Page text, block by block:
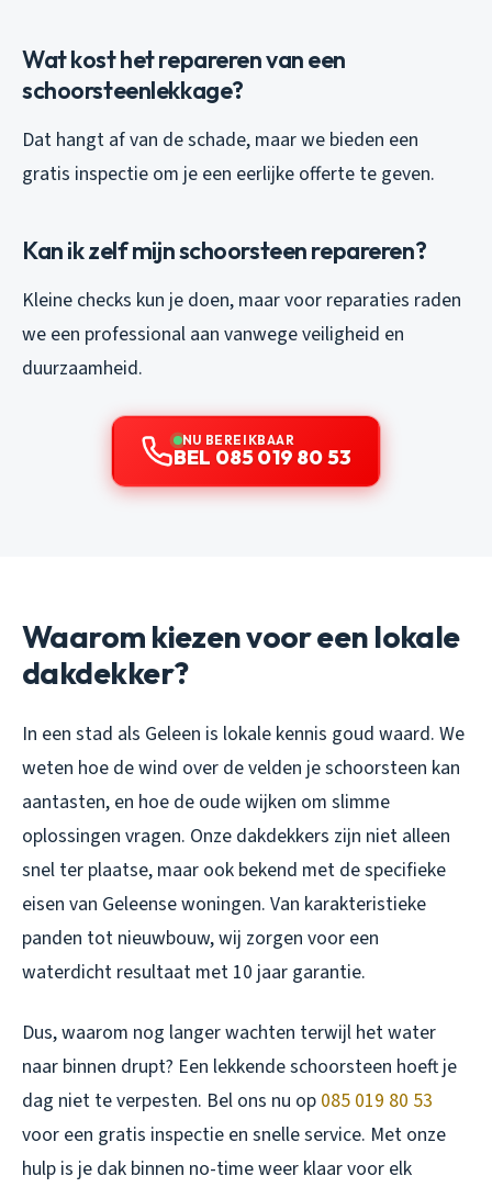
Wat kost het repareren van een
schoorsteenlekkage?
Dat hangt af van de schade, maar we bieden een
gratis inspectie om je een eerlijke offerte te geven.
Kan ik zelf mijn schoorsteen repareren?
Kleine checks kun je doen, maar voor reparaties raden
we een professional aan vanwege veiligheid en
duurzaamheid.
NU BEREIKBAAR
BEL 085 019 80 53
Waarom kiezen voor een lokale
dakdekker?
In een stad als Geleen is lokale kennis goud waard. We
weten hoe de wind over de velden je schoorsteen kan
aantasten, en hoe de oude wijken om slimme
oplossingen vragen. Onze dakdekkers zijn niet alleen
snel ter plaatse, maar ook bekend met de specifieke
eisen van Geleense woningen. Van karakteristieke
panden tot nieuwbouw, wij zorgen voor een
waterdicht resultaat met 10 jaar garantie.
Dus, waarom nog langer wachten terwijl het water
naar binnen drupt? Een lekkende schoorsteen hoeft je
dag niet te verpesten. Bel ons nu op 085 019 80 53
voor een gratis inspectie en snelle service. Met onze
hulp is je dak binnen no-time weer klaar voor elk